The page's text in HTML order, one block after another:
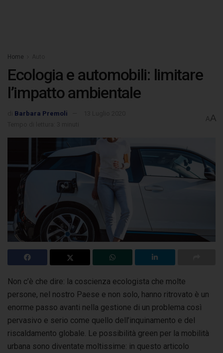
Home
Ecologia e automobili: limitare
l’impatto ambientale
Barbara Premoli
AA
Non c’è che dire: la coscienza ecologista che molte
persone, nel nostro Paese e non solo, hanno ritrovato è un
enorme passo avanti nella gestione di un problema così
pervasivo e serio come quello dell’inquinamento e del
riscaldamento globale. Le possibilità green per la mobilità
urbana sono diventate moltissime: in questo articolo